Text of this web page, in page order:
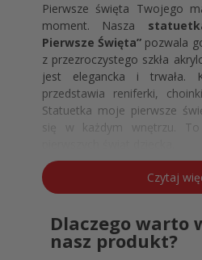
Pierwsze święta Twojego
moment. Nasza
Pierwsze Święta” pozwala
z przezroczystego szkła
jest elegancka i trwała.
przedstawia reniferki,
Statuetka moje pierwsze
się w każdym wnętrzu. To
Personalizowana
świąteczna dla
dla dziecka
Możesz dodaćimię
Czytaj
Dlaczego warto
nasz produkt?